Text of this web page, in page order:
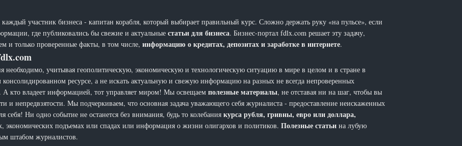
участник бизнеса - капитан корабля, который выбирает правильный курс. Сложно держать руку «на пульсе», если
где публиковались бы свежие и актуальные статьи для бизнеса. Бизнес-портал fdlx.com решает эту задачу,
и только проверенные факты, в том числе, информацию о кредитах, депозитах и заработке в интернете.
учитывая геополитическую, экономическую и технологическую ситуацию в мире в целом и в стране в
ресурсе, а не искать актуальную и свежую информацию на разных не всегда непроверенных
А кто владеет информацией, тот управляет миром! Мы освещаем полезные материалы, не отставая ни на шаг, чтобы вы
и непредвзятости. Мы подчеркиваем, что основная задача уважающего себя журналиста - предоставление неискаженных
Ни одно событие не останется без внимания, будь то колебания курса рубля, гривны, евро или доллара,
экономических подъемах или спадах или информация о жизни олигархов и политиков. Полезные статьи на лубую
штабом журналистов.